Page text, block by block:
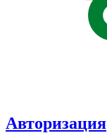
Авторизация